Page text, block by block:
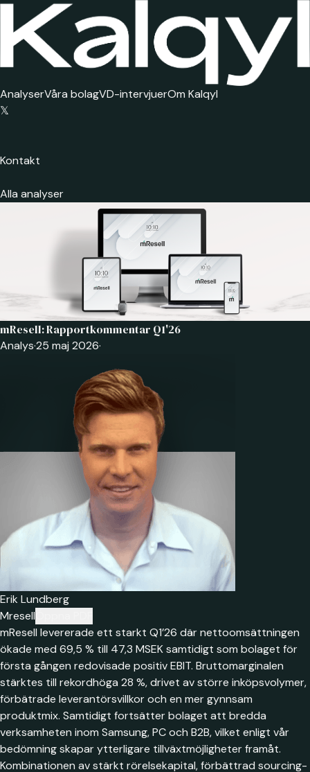
AnalyserVåra bolagVD-intervjuerOm Kalqyl
𝕏
Kontakt
Alla analyser
mResell: Rapportkommentar Q1'26
Analys·25 maj 2026·
Erik Lundberg
Mresell
mResell levererade ett starkt Q1’26 där nettoomsättningen
ökade med 69,5 % till 47,3 MSEK samtidigt som bolaget för
första gången redovisade positiv EBIT. Bruttomarginalen
stärktes till rekordhöga 28 %, drivet av större inköpsvolymer,
förbätrade leverantörsvillkor och en mer gynnsam
produktmix. Samtidigt fortsätter bolaget att bredda
verksamheten inom Samsung, PC och B2B, vilket enligt vår
bedömning skapar ytterligare tillväxtmöjligheter framåt.
Kombinationen av stärkt rörelsekapital, förbättrad sourcing-